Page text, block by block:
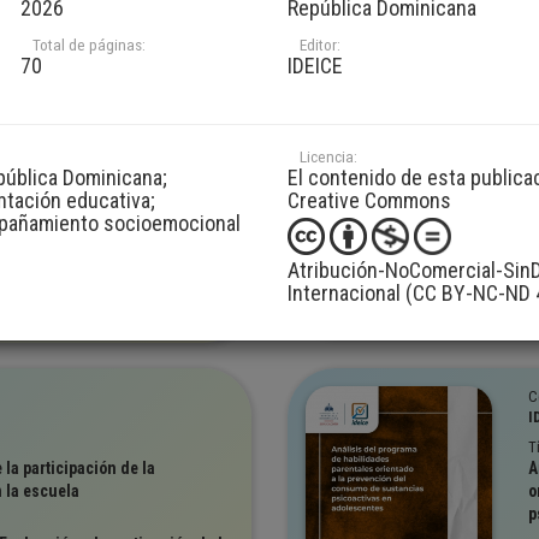
2026
Total de páginas:
70
República Dominicana
Editor:
IDEICE
Dominicana;
educativa;
socioemocional
Licencia:
El contenido de esta
Creative Commons
Atribución-NoComercial-
Internacional (CC BY-NC-ND
masculina en la educación
la participación de la
la escuela